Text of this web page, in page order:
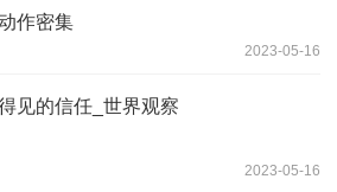
作密集
2023-05-16
见的信任_世界观察
2023-05-16